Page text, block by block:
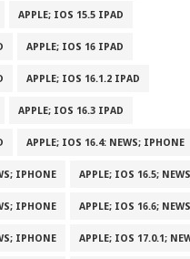
APPLE; IOS 15.5 IPAD
APPLE; IOS 16 IPAD
APPLE; IOS 16.1.2 IPAD
APPLE; IOS 16.3 IPAD
APPLE; IOS 16.4: NEWS; IPHONE
IPHONE APPLE; IOS 16.5;
IPHONE APPLE; IOS 16.6;
IPHONE APPLE; IOS 17.0.1;